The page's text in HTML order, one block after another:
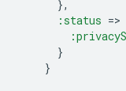
},
:status =>
}
}